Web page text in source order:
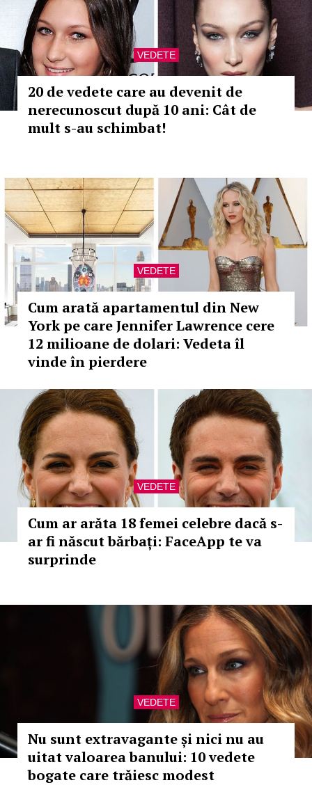
VEDETE
20 de vedete care au devenit de
nerecunoscut după 10 ani: Cât de
mult s-au schimbat!
VEDETE
Cum arată apartamentul din New
York pe care Jennifer Lawrence cere
12 milioane de dolari: Vedeta îl
vinde în pierdere
VEDETE
Cum ar arăta 18 femei celebre dacă s-
ar fi născut bărbați: FaceApp te va
surprinde
VEDETE
Nu sunt extravagante și nici nu au
uitat valoarea banului: 10 vedete
bogate care trăiesc modest